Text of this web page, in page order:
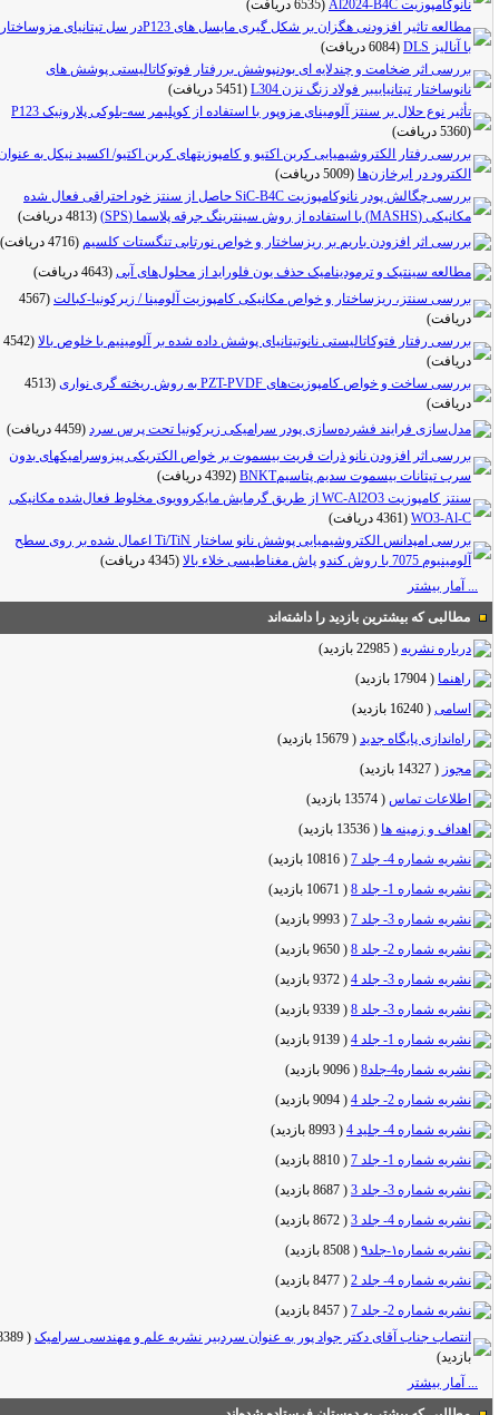
نانوکامپوزیت Al2024-B4C
(6535 دریافت)
مطالعه تاثیر افزودنی هگزان بر شکل گیری مایسل های P123در سل تیتانیای مزوساختار
با آنالیز DLS
(6084 دریافت)
بررسی اثر ضخامت و چندلایه ای بودنپوشش بررفتار فوتوکاتالیستی پوشش های
نانوساختار تیتانیاییبر فولاد زنگ نزن L304
(5451 دریافت)
تأثیر نوع حلال بر سنتز آلومینای مزوپور با استفاده از کوپلیمر سه-بلوکی پلارونیک P123
(5360 دریافت)
بررسی رفتار الکتروشیمیایی کربن اکتیو و کامپوزیتهای کربن اکتیو/ اکسید نیکل به عنوان
الکترود در ابرخازن‌ها‌ (5009 دریافت)
بررسی چگالش پودر نانوکامپوزیت SiC-B4C حاصل از سنتز خود احتراقی فعال شده
مکانیکی (MASHS) با استفاده از روش سینترینگ جرقه پلاسما (SPS)
(4813 دریافت)
بررسی اثر افزودن باریم بر ریزساختار و خواص نورتابی تنگستات کلسیم (4716 دریافت)
مطالعه سینتیک و ترمودینامیک حذف یون فلوراید از محلول‌های آبی (4643 دریافت)
بررسی سنتز، ریزساختار و خواص مکانیکی کامپوزیت آلومینا / زیرکونیا-کبالت (4567
دریافت)
بررسی رفتار فتوکاتالیستی نانوتیتانیای پوشش داده شده بر آلومینیم با خلوص بالا (4542
دریافت)
بررسی ساخت و خواص کامپوزیت‌های PZT-PVDF به روش ریخته گری نواری
(4513
دریافت)
مدل‌سازی فرایند فشرده‌سازی پودر سرامیکی زیرکونیا تحت پرس سرد (4459 دریافت)
بررسی اثر افزودن نانو ذرات فریت بیسموت بر خواص الکتریکی پیزوسرامیکهای بدون
سرب تیتانات بیسموت سدیم پتاسیمBNKT
(4392 دریافت)
سنتز کامپوزیت WC-Al2O3 از طریق گرمایش مایکروویوی مخلوط فعال‌شده مکانیکی
WO3-Al-C (4361 دریافت)
بررسی امپدانس الکتروشیمیایی پوشش نانو ساختار Ti/TiN اعمال شده بر روی سطح
آلومینیوم 7075 با روش کندو پاش مغناطیسی خلاء بالا
(4345 دریافت)
... آمار بیشتر
مطالبی که بیشترین بازدید را داشته‌اند
درباره نشریه (22985 بازدید
)
راهنما(17904 بازدید
)
اسامی( 16240 بازدید
)
راه‌اندازی پایگاه جدید(15679 بازدید
)
مجوز(
)
اطلاعات تماس( 13574 بازدید
)
اهداف و زمینه ها (13536 بازدید
)
نشریه شماره 4- جلد 7
(10816 بازدید
)
نشریه شماره 1- جلد 8
(10671 بازدید
)
نشریه شماره 3- جلد 7
(9993 بازدید
)
نشریه شماره 2- جلد 8
(9650 بازدید
)
نشریه شماره 3- جلد 4
(9372 بازدید
)
نشریه شماره 3- جلد 8
(9339 بازدید
)
نشریه شماره 1- جلد 4
(9139 بازدید
)
نشریه شماره4-جلد8
(9096 بازدید
)
نشریه شماره 2- جلد 4
(9094 بازدید
)
نشریه شماره 4- جلید 4
(8993 بازدید
)
نشریه شماره 1- جلد 7
(8810 بازدید
)
نشریه شماره 3- جلد 3
(8687 بازدید
)
نشریه شماره 4- جلد 3
(8672 بازدید
)
نشریه شماره۱-جلد۹
(8508 بازدید
)
نشریه شماره 4- جلد 2
(8477 بازدید
)
نشریه شماره 2- جلد 7
(8457 بازدید
)
انتصاب جناب آقای دکتر جواد پور به عنوان سردبیر نشریه علم و مهندسی سرامیک(
8389
بازدید)
... آمار بیشتر